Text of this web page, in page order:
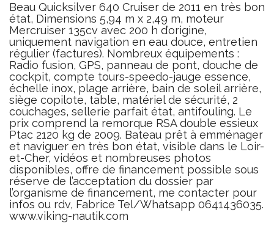
Beau Quicksilver 640 Cruiser de 2011 en très bon
état, Dimensions 5,94 m x 2,49 m, moteur
Mercruiser 135cv avec 200 h d’origine,
uniquement navigation en eau douce, entretien
régulier (factures). Nombreux équipements :
Radio fusion, GPS, panneau de pont, douche de
cockpit, compte tours-speedo-jauge essence,
échelle inox, plage arrière, bain de soleil arrière,
siège copilote, table, matériel de sécurité, 2
couchages, sellerie parfait état, antifouling. Le
prix comprend la remorque RSA double essieux
Ptac 2120 kg de 2009. Bateau prêt à emménager
et naviguer en très bon état, visible dans le Loir-
et-Cher, vidéos et nombreuses photos
disponibles, offre de financement possible sous
réserve de l’acceptation du dossier par
l’organisme de financement, me contacter pour
infos ou rdv, Fabrice Tel/Whatsapp 0641436035.
www.viking-nautik.com